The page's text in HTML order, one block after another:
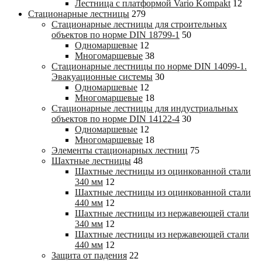
Лестница с платформой Vario Kompakt 12
Стационарные лестницы 279
Стационарные лестницы для строительных
объектов по норме DIN 18799-1 50
Одномаршевые 12
Многомаршевые 38
Стационарные лестницы по норме DIN 14099-1.
Эвакуационные системы 30
Одномаршевые 12
Многомаршевые 18
Стационарные лестницы для индустриальных
объектов по норме DIN 14122-4 30
Одномаршевые 12
Многомаршевые 18
Элементы стационарных лестниц 75
Шахтные лестницы 48
Шахтные лестницы из оцинкованной стали
340 мм 12
Шахтные лестницы из оцинкованной стали
440 мм 12
Шахтные лестницы из нержавеющей стали
340 мм 12
Шахтные лестницы из нержавеющей стали
440 мм 12
Защита от падения 22